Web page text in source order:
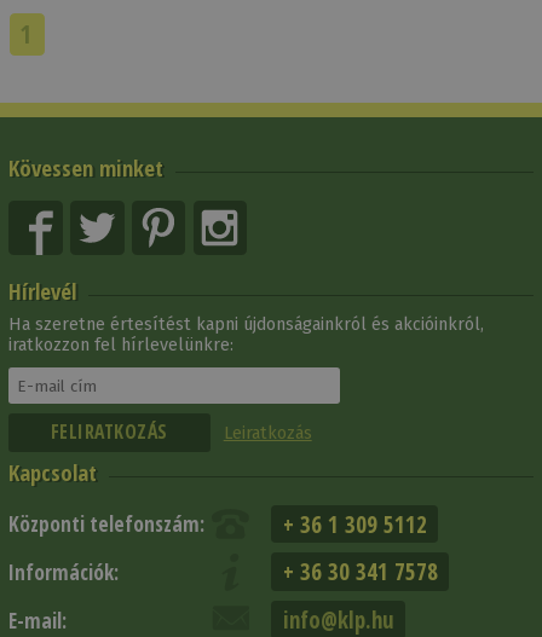
1
Kövessen minket
Hírlevél
Ha szeretne értesítést kapni újdonságainkról és akcióinkról,
iratkozzon fel hírlevelünkre:
Leiratkozás
Kapcsolat
Központi telefonszám: + 36 1 309 5112
Információk: + 36 30 341 7578
E-mail: info@klp.hu